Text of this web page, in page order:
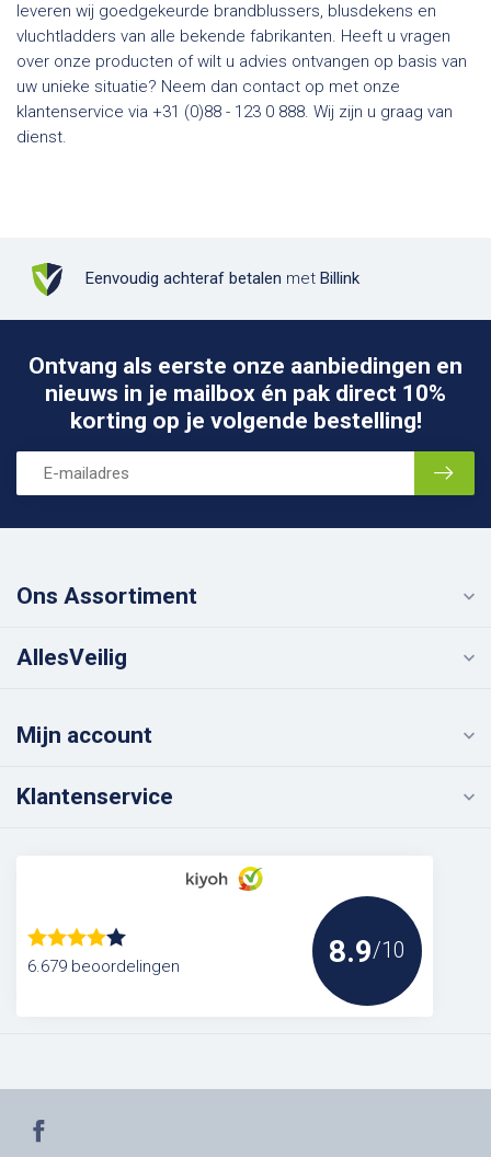
leveren wij goedgekeurde brandblussers, blusdekens en
vluchtladders van alle bekende fabrikanten. Heeft u vragen
over onze producten of wilt u advies ontvangen op basis van
uw unieke situatie? Neem dan contact op met onze
klantenservice via +31 (0)88 - 123 0 888. Wij zijn u graag van
dienst.
Eenvoudig achteraf betalen met Billink
Ontvang als eerste onze aanbiedingen en
nieuws in je mailbox én pak direct 10%
korting op je volgende bestelling!
Ons Assortiment
AllesVeilig
Mijn account
Klantenservice
6.679 beoordelingen 8.9/10